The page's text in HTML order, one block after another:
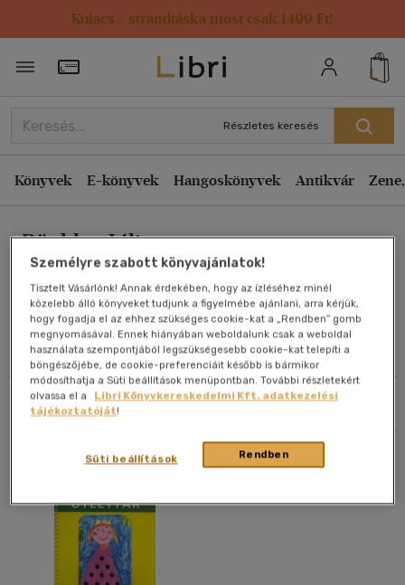
Kulacs / strandtáska most csak 1499 Ft!
Törzsvásárlói Kártya adatai
Részletes keresés
Könyvek E-könyvek Hangoskönyvek Antikvár
Büchler Júlia
Művei
Olvasói vélemények
Szűrés Rendezés
Rendezés
Kiadás éve szerint csökkenő
Ár szerint csökkenő
Eladott darabszám szerint csökkenő
Eladott darabszám szerint növekvő
Cím szerint A-Z
Szerző szerint A-Z
Megjelenítés
20 db / oldal
Alkalmaz
Összesen db
Személyre szabott könyvajánlatok!
Tisztelt Vásárlónk! Annak érdekében, hogy az ízléséhez minél
közelebb álló könyveket tudjunk a figyelmébe ajánlani, arra kérjük,
hogy fogadja el az ehhez szükséges cookie-kat a „Rendben” gomb
megnyomásával. Ennek hiányában weboldalunk csak a weboldal
használata szempontjából legszükségesebb cookie-kat telepíti a
böngészőjébe, de cookie-preferenciáit később is bármikor
módosíthatja a Süti beállítások menüpontban. További részletekért
olvassa el a
Libri Könyvkereskedelmi Kft. adatkezelési
tájékoztatóját!
Rendben
Süti beállítások